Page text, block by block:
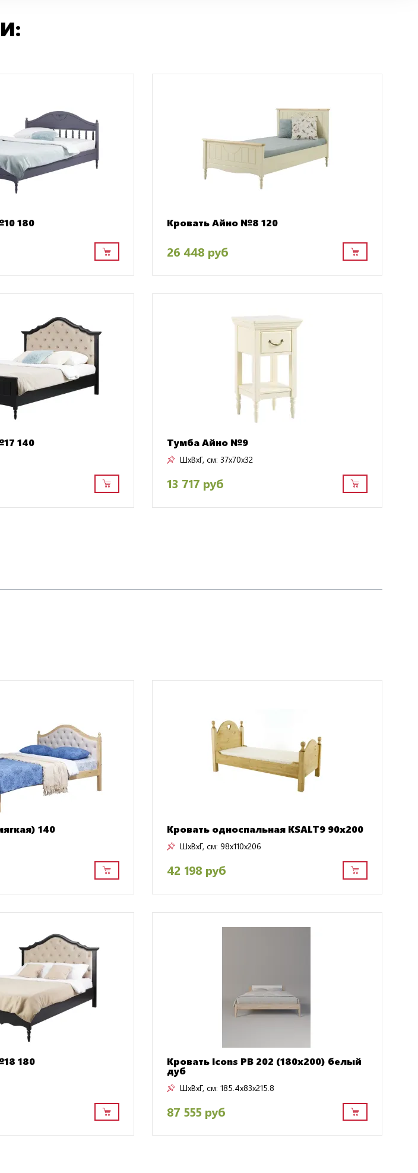
180 Кровать Айно №8 120
26 448 руб
140 Тумба Айно №9
ШxВxГ, см: 37x70x32
13 717 руб
140 Кровать односпальная KSALT9 90х200
ШxВxГ, см: 98x110x206
42 198 руб
180 Кровать Icons РВ 202 (180x200) белый
дуб
ШxВxГ, см: 185.4x83x215.8
87 555 руб